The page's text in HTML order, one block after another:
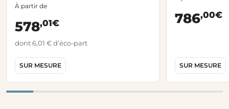
À partir de
578,01€
dont 6,01 € d’éco-part
SUR MESURE
786,00€
SUR MESURE